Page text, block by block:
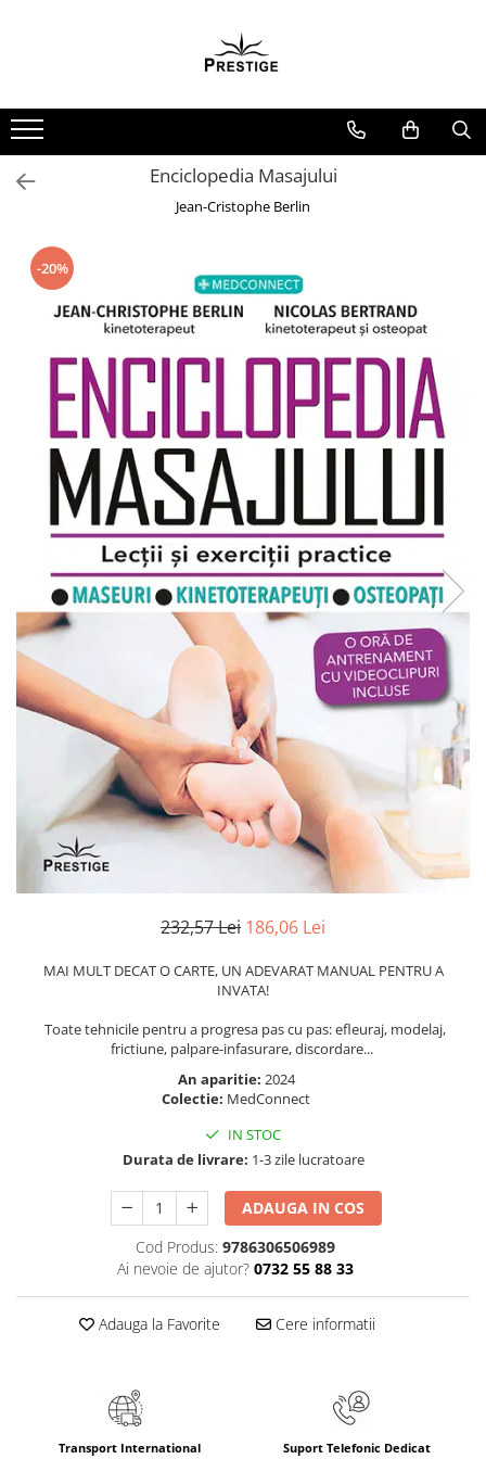
Noutati
Promotii
Pachete Speciale Carti
Spiritualitate - Ezoterism
Arte Divinatorii
Astrologie
Chiromantie
Dezvoltare Spirituala
KidConnection
Minte Corp
New Illuminati Files
Numerologie
Paranormal
Parapsihologie
Ramtha
Audiobook
ReConnect
Religie
Crestinism
ScienceConnection
SelfConnect
SelfHealing
Vindecare Spirituala
Sanatate
MedConnect
Medicina & Farmacie
Starea de bine
Terapii Alternative
Biografii, Memorii, Jurnale
Enciclopedia Masajului
Jean-Cristophe Berlin
-20%
232,57 Lei 186,06 Lei
MAI MULT DECAT O CARTE, UN ADEVARAT MANUAL PENTRU A
INVATA!
Toate tehnicile pentru a progresa pas cu pas: efleuraj, modelaj,
frictiune, palpare-infasurare, discordare...
An aparitie: 2024
Colectie: MedConnect
IN STOC
Durata de livrare: 1-3 zile lucratoare
ADAUGA IN COS
Cod Produs: 9786306506989
Ai nevoie de ajutor? 0732 55 88 33
Adauga la Favorite Cere informatii
Transport International Suport Telefonic Dedicat